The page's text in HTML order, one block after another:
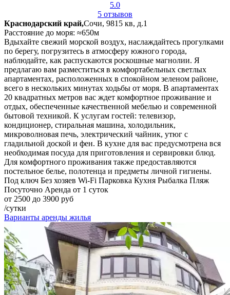
5.0
5 отзывов
Краснодарский край,Сочи, 9815 кв, д.1
Расстояние до моря: ≈650м
Вдыхайте свежий морской воздух, наслаждайтесь прогулками
по берегу, погрузитесь в атмосферу южного города,
наблюдайте, как распускаются роскошные магнолии. Я
предлагаю вам разместиться в комфортабельных светлых
апартаментах, расположенных в спокойном зеленом районе,
всего в нескольких минутах ходьбы от моря. В апартаментах
20 квадратных метров вас ждет комфортное проживание и
отдых, обеспеченные качественной мебелью и современной
бытовой техникой. К услугам гостей: телевизор,
кондиционер, стиральная машина, холодильник,
микроволновая печь, электрический чайник, утюг с
гладильной доской и фен. В кухне для вас предусмотрена вся
необходимая посуда для приготовления и сервировки блюд.
Для комфортного проживания также предоставляются
постельное белье, полотенца и предметы личной гигиены.
Под ключ Без хозяев Wi-Fi Парковка Кухня Рыбалка Пляж
Посуточно Аренда от 1 суток
от 2500 до 3900 руб
/сутки
Варианты аренды жилья